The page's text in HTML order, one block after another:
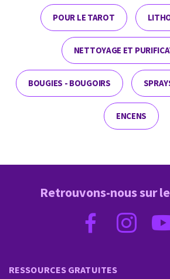
POUR LE TAROT
NETTOYAGE ET
BOUGIES - BOUGOIRS
ENCENS
RESSOURCES GRATUITES
Retrouvons-nous sur